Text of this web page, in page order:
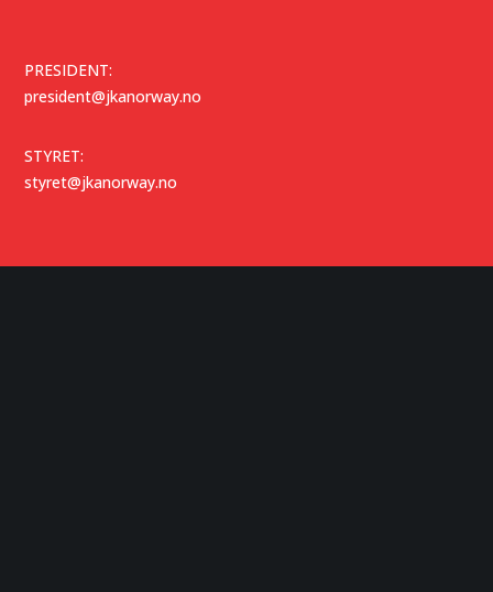
PRESIDENT:
president@jkanorway.no
STYRET:
styret@jkanorway.no